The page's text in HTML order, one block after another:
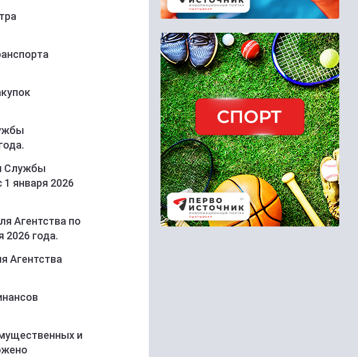
Службы
января 2026
Агентства по
2026 года.
Агентства
и